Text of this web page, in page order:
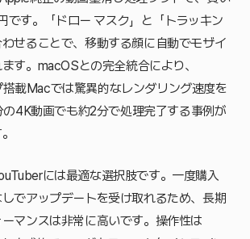
す。「ドロー マスク」と「トラッキン
せることで、移動する顔に自動でモザイ
す。macOSとの完全統合により、
載Macでは驚異的なレンダリング速度を
4K動画でも約2分で処理完了する事例が
には最適な選択肢です。一度購入
でアップデートを受け取れるため、長期
マンスは非常に高いです。操作性は